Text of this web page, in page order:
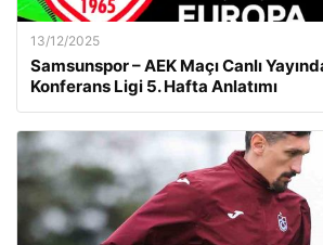
13/12/2025
Samsunspor – AEK Maçı Canlı
Konferans Ligi 5. Hafta Anlatımı